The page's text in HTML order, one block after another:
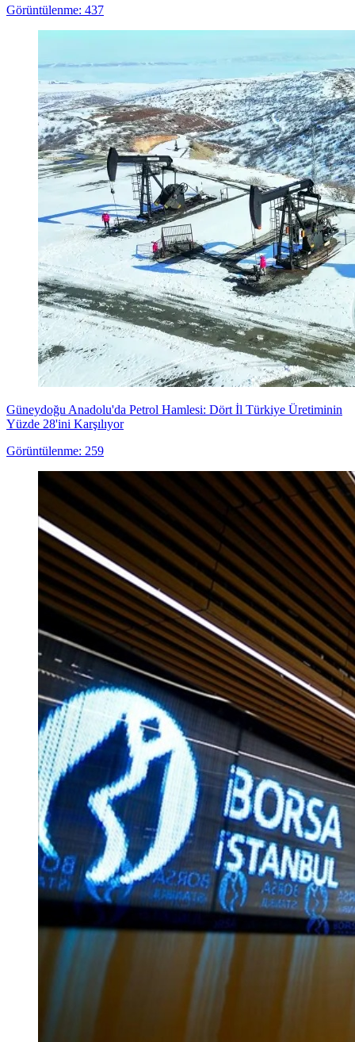
Görüntülenme: 437
Güneydoğu Anadolu'da Petrol Hamlesi: Dört İl Türkiye Üretiminin
Yüzde 28'ini Karşılıyor
Görüntülenme: 259